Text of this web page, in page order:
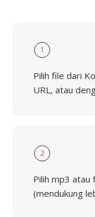
1
Pilih file dari
URL, atau
2
Pilih mp3 atau
(mendukung